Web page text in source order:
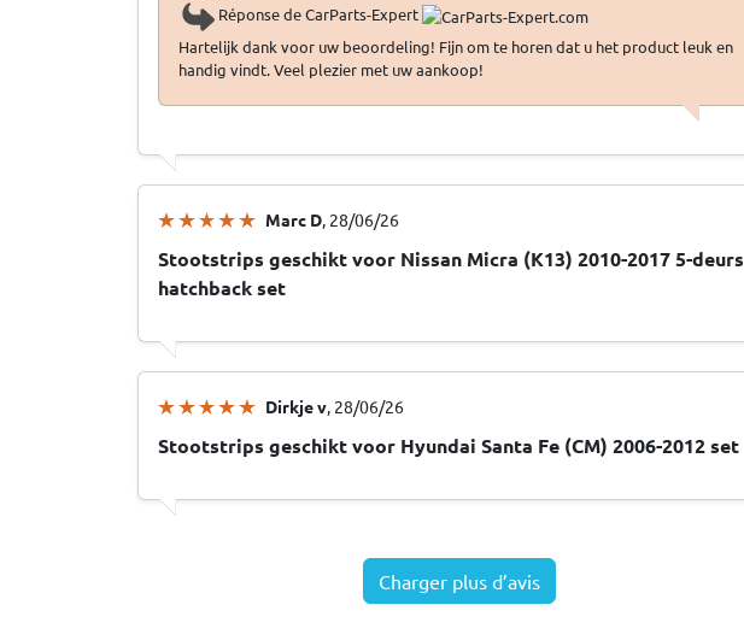
Réponse de CarParts-Expert
Hartelijk dank voor uw beoordeling! Fijn om te horen dat u het product leuk en
handig vindt. Veel plezier met uw aankoop!
Marc D, 28/06/26
Stootstrips geschikt voor Nissan Micra (K13) 2010-2017 5-deurs
hatchback set
Dirkje v, 28/06/26
Stootstrips geschikt voor Hyundai Santa Fe (CM) 2006-2012 set
Charger plus d’avis